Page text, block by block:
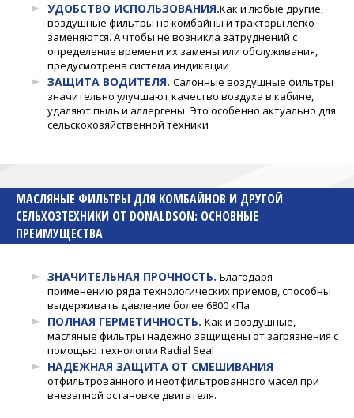
УДОБСТВО ИСПОЛЬЗОВАНИЯ.Как и любые другие,
воздушные фильтры на комбайны и тракторы легко
заменяются. А чтобы не возникла затруднений с
определение времени их замены или обслуживания,
предусмотрена система индикации
ЗАЩИТА ВОДИТЕЛЯ. Салонные воздушные фильтры
значительно улучшают качество воздуха в кабине,
удаляют пыль и аллергены. Это особенно актуально для
сельскохозяйственной техники
МАСЛЯНЫЕ ФИЛЬТРЫ ДЛЯ КОМБАЙНОВ И ДРУГОЙ
СЕЛЬХОЗТЕХНИКИ ОТ DONALDSON: ОСНОВНЫЕ
ПРЕИМУЩЕСТВА
ЗНАЧИТЕЛЬНАЯ ПРОЧНОСТЬ. Благодаря
применению ряда технологических приемов, способны
выдерживать давление более 6800 кПа
ПОЛНАЯ ГЕРМЕТИЧНОСТЬ. Как и воздушные,
масляные фильтры надежно защищены от загрязнения с
помощью технологии Radial Seal
НАДЕЖНАЯ ЗАЩИТА ОТ СМЕШИВАНИЯ
отфильтрованного и неотфильтрованного масел при
внезапной остановке двигателя.